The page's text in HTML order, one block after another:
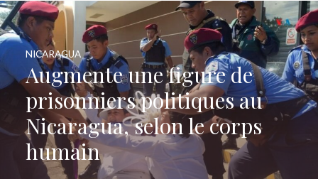
Augmente une figure de
prisonniers politiques au
Nicaragua, selon le corps
humain
NICARAGUA